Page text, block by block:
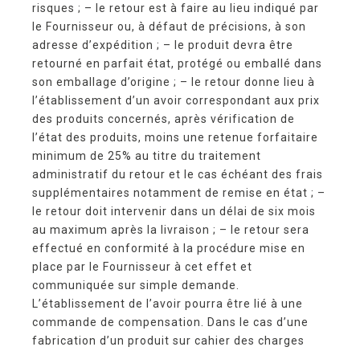
risques ; – le retour est à faire au lieu indiqué par
le Fournisseur ou, à défaut de précisions, à son
adresse d’expédition ; – le produit devra être
retourné en parfait état, protégé ou emballé dans
son emballage d’origine ; – le retour donne lieu à
l’établissement d’un avoir correspondant aux prix
des produits concernés, après vérification de
l’état des produits, moins une retenue forfaitaire
minimum de 25% au titre du traitement
administratif du retour et le cas échéant des frais
supplémentaires notamment de remise en état ; –
le retour doit intervenir dans un délai de six mois
au maximum après la livraison ; – le retour sera
effectué en conformité à la procédure mise en
place par le Fournisseur à cet effet et
communiquée sur simple demande.
L’établissement de l’avoir pourra être lié à une
commande de compensation. Dans le cas d’une
fabrication d’un produit sur cahier des charges